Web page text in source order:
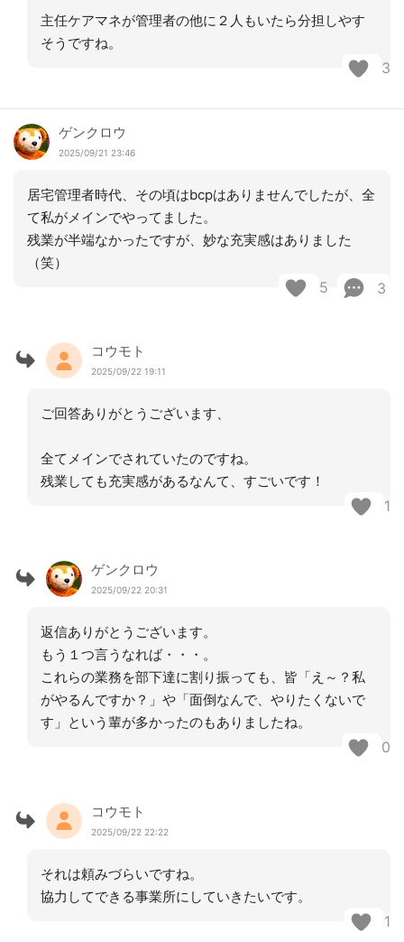
主任ケアマネが管理者の他に２人もいたら分担しやす
そうですね。
3
ゲンクロウ
2025/09/21 23:46
居宅管理者時代、その頃はbcpはありませんでしたが、全
て私がメインでやってました。
残業が半端なかったですが、妙な充実感はありました
（笑）
5 3
コウモト
2025/09/22 19:11
ご回答ありがとうございます、
全てメインでされていたのですね。
残業しても充実感があるなんて、すごいです！
1
ゲンクロウ
2025/09/22 20:31
返信ありがとうございます。
もう１つ言うなれば・・・。
これらの業務を部下達に割り振っても、皆「え～？私
がやるんですか？」や「面倒なんで、やりたくないで
す」という輩が多かったのもありましたね。
0
コウモト
2025/09/22 22:22
それは頼みづらいですね。
協力してできる事業所にしていきたいです。
1